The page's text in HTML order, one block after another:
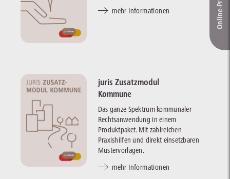
mehr Informationen
juris Zusatzmodul
Kommune
Das ganze Spektrum kommunaler
Rechtsanwendung in einem
Produktpaket. Mit zahlreichen
Praxishilfen und direkt einsetzbaren
Mustervorlagen.
mehr Informationen